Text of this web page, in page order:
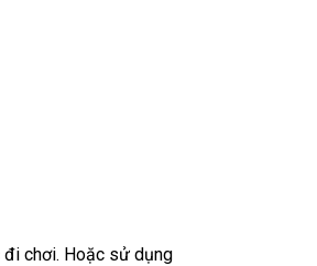
đi chơi. Hoặc sử dụng